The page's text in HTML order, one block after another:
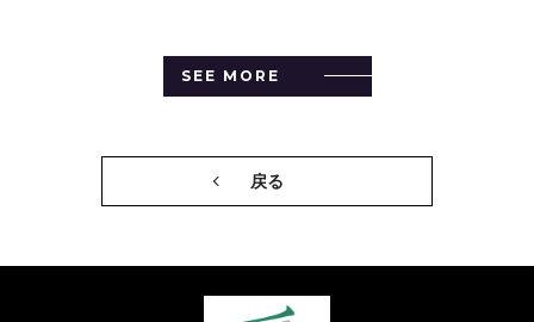
SEE MORE
戻る